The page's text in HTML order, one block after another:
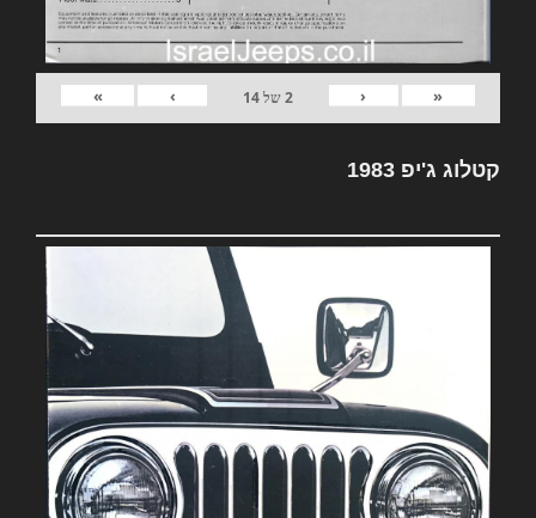
«
‹
2של14
›
»
קטלוג ג'יפ 1983